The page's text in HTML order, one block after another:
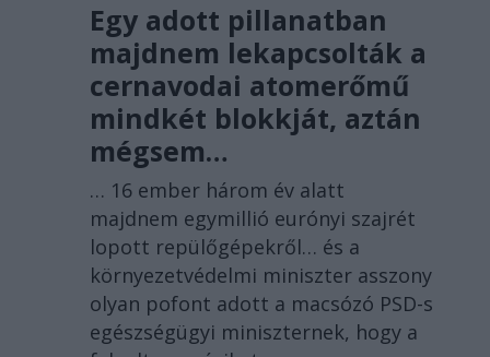
Egy adott pillanatban
majdnem lekapcsolták a
cernavodai atomerőmű
mindkét blokkját, aztán
mégsem…
… 16 ember három év alatt
majdnem egymillió eurónyi szajrét
lopott repülőgépekről… és a
környezetvédelmi miniszter asszony
olyan pofont adott a macsózó PSD-s
egészségügyi miniszternek, hogy a